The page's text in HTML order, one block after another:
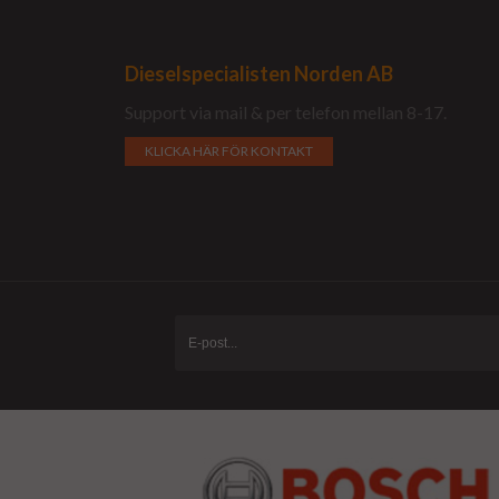
Dieselspecialisten Norden AB
Support via mail & per telefon mellan 8-17.
KLICKA HÄR FÖR KONTAKT